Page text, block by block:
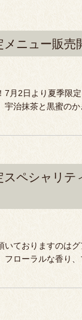
メニュー販売
7月2日より夏季限
宇治抹茶と黒蜜の
スペシャリテ
いておりますのは
ローラルな香り、